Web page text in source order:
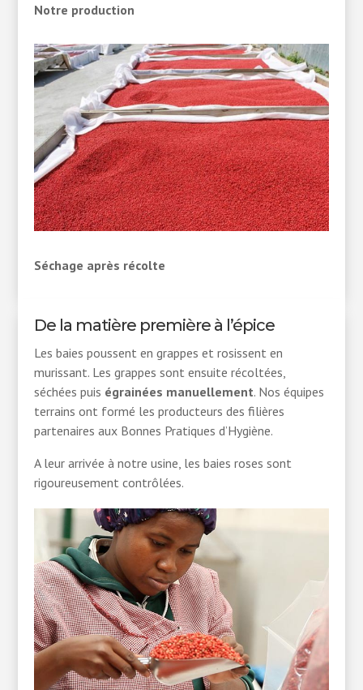
Notre production
Séchage après récolte
De la matière première à l’épice
Les baies poussent en grappes et rosissent en
murissant. Les grappes sont ensuite récoltées,
séchées puis égrainées manuellement. Nos équipes
terrains ont formé les producteurs des filières
partenaires aux Bonnes Pratiques d’Hygiène.
A leur arrivée à notre usine, les baies roses sont
rigoureusement contrôlées.